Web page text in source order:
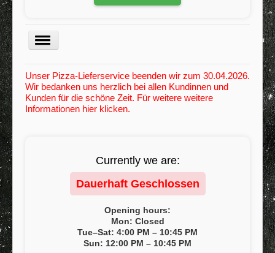
Menu
Kategorie
Registrieren
Mindestbestellwert
Kontakt / Anregungen
Inhaltsstoffe / Allergene
Unser Pizza-Lieferservice beenden wir zum 30.04.2026.
Wir bedanken uns herzlich bei allen Kundinnen und
Kunden für die schöne Zeit. Für weitere weitere
Informationen hier klicken.
Currently we are:
Dauerhaft Geschlossen
Opening hours:
Mon: Closed
Tue–Sat: 4:00 PM – 10:45 PM
Sun: 12:00 PM – 10:45 PM